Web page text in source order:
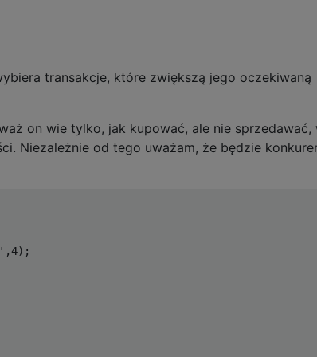
transakcje, które zwiększą jego oczekiwaną
on wie tylko, jak kupować, ale nie sprzedawać,
Niezależnie od tego uważam, że będzie